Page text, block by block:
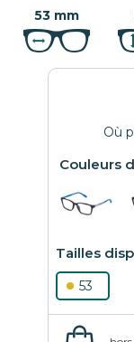
53 mm
53